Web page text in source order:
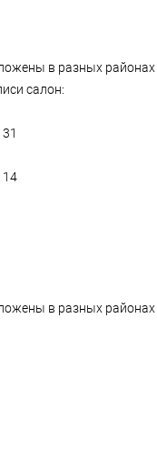
в разных районах
салон:
14
в разных районах